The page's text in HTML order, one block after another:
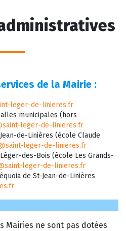
de la Mairie :
leger-de-linieres.fr
municipales (hors
leger-de-linieres.fr
de-Linières (école Claude
leger-de-linieres.fr
des-Bois (école Les Grands-
leger-de-linieres.fr
de St-Jean-de-Linières
Mairies ne sont pas dotées